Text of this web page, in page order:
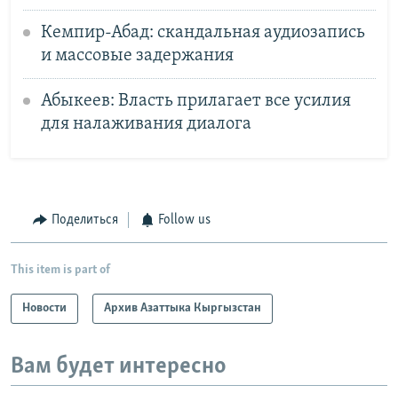
Кемпир-Абад: скандальная аудиозапись
и массовые задержания
Абыкеев: Власть прилагает все усилия
для налаживания диалога
Поделиться Follow us
This item is part of
Новости Архив Азаттыка Кыргызстан
Вам будет интересно